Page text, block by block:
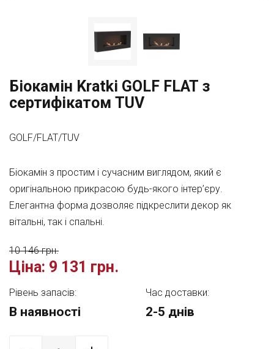
Біокамін Kratki GOLF FLAT з
сертифікатом TUV
GOLF/FLAT/TUV
Біокамін з простим і сучасним виглядом, який є
оригінальною прикрасою будь-якого інтер’єру.
Елегантна форма дозволяє підкреслити декор як
вітальні, так і спальні.
Ціна: 9 131 грн.
10 146 грн.
Рівень запасів:
В наявності
Час доставки:
2-5 днів